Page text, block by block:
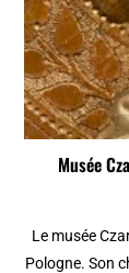
Musée
Le musée
Pologne. Son